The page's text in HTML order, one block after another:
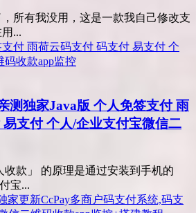
所有我没用，这是一款我自己修改支
...
测独家Java版 个人免签支付 雨
支付 个人/企业支付宝微信二
收款」 的原理是通过安装到手机的
宝...